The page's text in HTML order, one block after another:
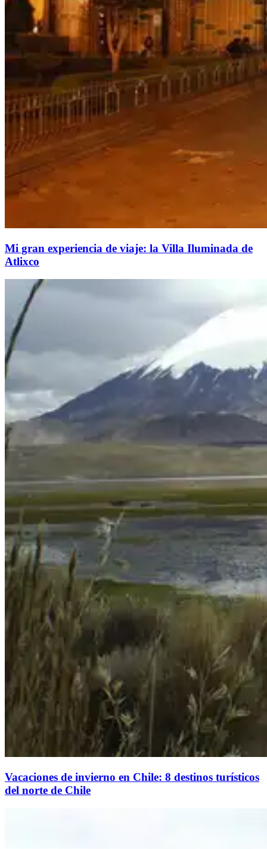
Mi gran experiencia de viaje: la Villa Iluminada de
Atlixco
Vacaciones de invierno en Chile: 8 destinos turísticos
del norte de Chile